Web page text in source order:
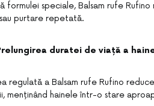
formulei speciale, Balsam rufe
purtare repetată.
duratei de viață a
regulată a Balsam rufe Rufino
menținând hainele într-o stare